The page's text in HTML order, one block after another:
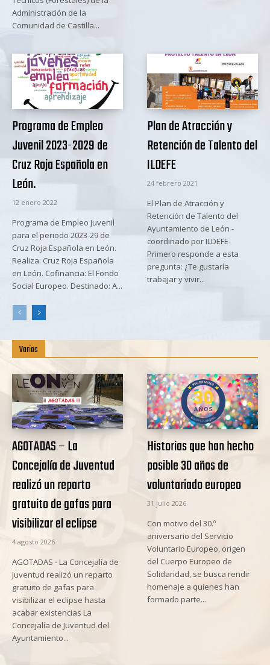
Administración de la
Comunidad de Castilla...
Programa de Empleo
Juvenil 2023-2029 de
Cruz Roja Española en
León.
12 enero 2022
Programa de Empleo Juvenil
para el periodo 2023-29 de
Cruz Roja Española en León.
Realiza: Cruz Roja Española
en León. Cofinancia: El Fondo
Social Europeo. Destinado: A...
Plan de Atracción y
Retención de Talento del
ILDEFE
24 febrero 2021
El Plan de Atracción y
Retención de Talento del
Ayuntamiento de León -
coordinado por ILDEFE-
Primero responde a esta
pregunta: ¿Te gustaría
trabajar y vivir...
Varios
AGOTADAS – La
Concejalía de Juventud
realizó un reparto
gratuito de gafas para
visibilizar el eclipse
4 agosto 2026
AGOTADAS - La Concejalía de
Juventud realizó un reparto
gratuito de gafas para
visibilizar el eclipse hasta
acabar existencias La
Concejalía de Juventud del
Ayuntamiento...
Historias que han hecho
posible 30 años de
voluntariado europeo
31 julio 2026
Con motivo del 30.º
aniversario del Servicio
Voluntario Europeo, origen
del Cuerpo Europeo de
Solidaridad, se busca rendir
homenaje a quienes han
formado parte...